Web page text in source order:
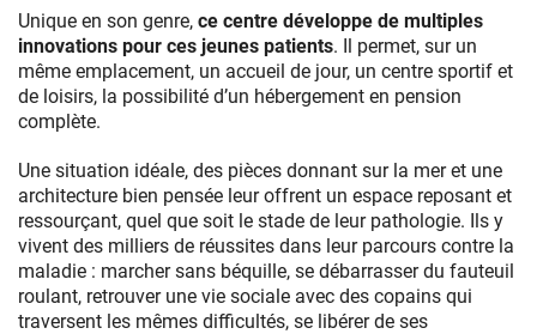
Unique en son genre, ce centre développe de multiples
innovations pour ces jeunes patients. Il permet, sur un
même emplacement, un accueil de jour, un centre sportif et
de loisirs, la possibilité d’un hébergement en pension
complète.
Une situation idéale, des pièces donnant sur la mer et une
architecture bien pensée leur offrent un espace reposant et
ressourçant, quel que soit le stade de leur pathologie. Ils y
vivent des milliers de réussites dans leur parcours contre la
maladie : marcher sans béquille, se débarrasser du fauteuil
roulant, retrouver une vie sociale avec des copains qui
traversent les mêmes difficultés, se libérer de ses